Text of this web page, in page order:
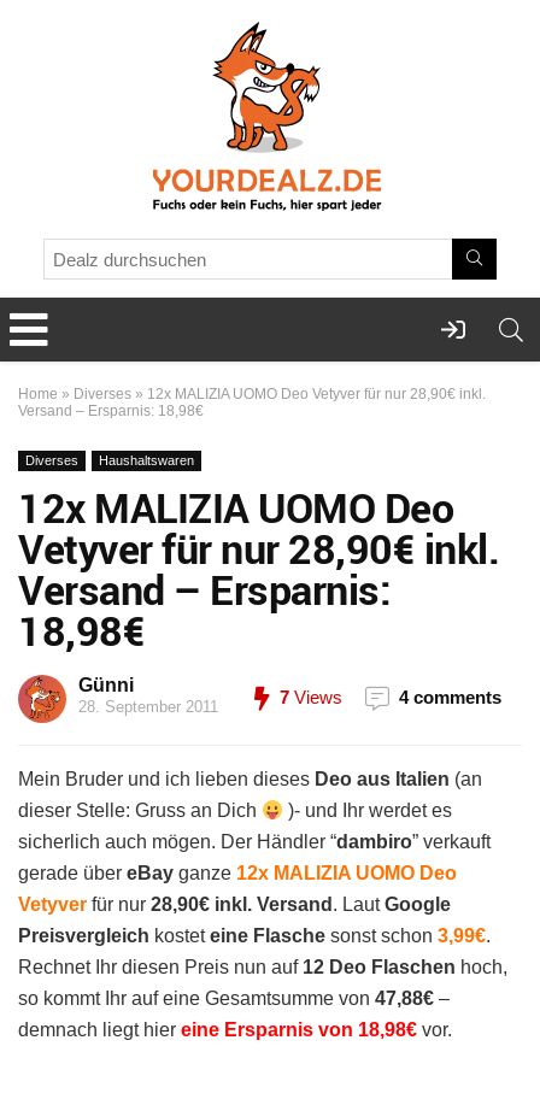
Home » Diverses » 12x MALIZIA UOMO Deo Vetyver für nur 28,90€ inkl.
Versand – Ersparnis: 18,98€
Diverses Haushaltswaren
12x MALIZIA UOMO Deo
Vetyver für nur 28,90€ inkl.
Versand – Ersparnis:
18,98€
Günni
28. September 2011 7 Views 4 comments
Mein Bruder und ich lieben dieses Deo aus Italien (an
dieser Stelle: Gruss an Dich
)- und Ihr werdet es
sicherlich auch mögen. Der Händler “dambiro” verkauft
gerade über eBay ganze 12x MALIZIA UOMO Deo
Vetyver für nur 28,90€ inkl. Versand . LautGoogle
Preisvergleich kosteteine Flasche sonst schon 3,99€.
Rechnet Ihr diesen Preis nun auf 12 Deo Flaschen hoch,
so kommt Ihr auf eine Gesamtsumme von 47,88€ –
demnach liegt hier eine Ersparnis von 18,98€ vor.